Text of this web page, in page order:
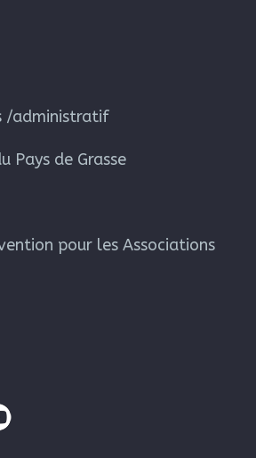
/administratif
Pays de Grasse
pour les Associations